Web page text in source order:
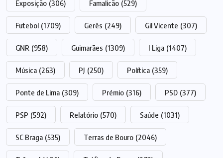
Exposição (306) Famalicão (529)
Futebol (1709) Gerês (249) Gil Vicente (307)
GNR (958) Guimarães (1309) I Liga (1407)
Música (263) PJ (250) Política (359)
Ponte de Lima (309) Prémio (316) PSD (377)
PSP (592) Relatório (570) Saúde (1031)
SC Braga (535) Terras de Bouro (2046)